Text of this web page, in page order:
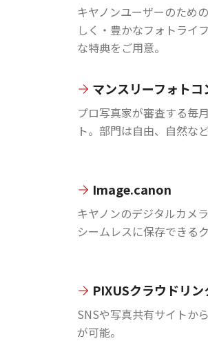
キヤノンユーザーのため
しく・豊かなフォトライ
な特典をご用意。
マンスリーフォトコ
プロ写真家が審査する毎
ト。部門は自由、自然な
Image.canon
キヤノンのデジタルカメ
シームレスに保存できる
PIXUSクラウドリン
SNSや写真共有サイトか
が可能。